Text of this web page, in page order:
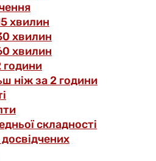
хвилин
хвилин
хвилин
години
ніж за 2 години
складності